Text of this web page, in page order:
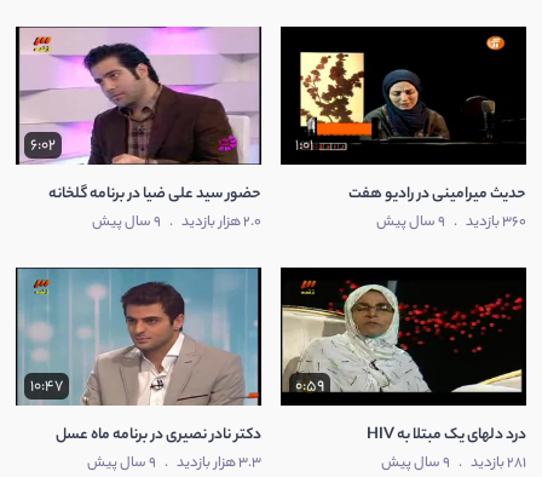
1:01
حدیث میرامینی در رادیو هفت
360 بازدید . 9 سال پیش
6:02
حضور سید علی ضیا در برنامه گلخانه
2.0 هزار بازدید . 9 سال پیش
0:59
درد دلهای یک مبتلا به HIV
281 بازدید . 9 سال پیش
10:47
دکتر نادر نصیری در برنامه ماه عسل
3.3 هزار بازدید . 9 سال پیش